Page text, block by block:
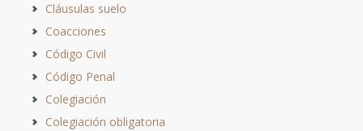
Cláusulas suelo
Coacciones
Código Civil
Código Penal
Colegiación
Colegiación obligatoria